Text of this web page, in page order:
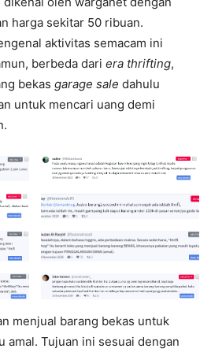
harga sekitar 50 ribuan.
aktivitas semacam ini
berbeda dari era thrifting,
bekas garage sale dahulu
untuk mencari uang demi
menjual barang bekas untuk
amal. Tujuan ini sesuai dengan